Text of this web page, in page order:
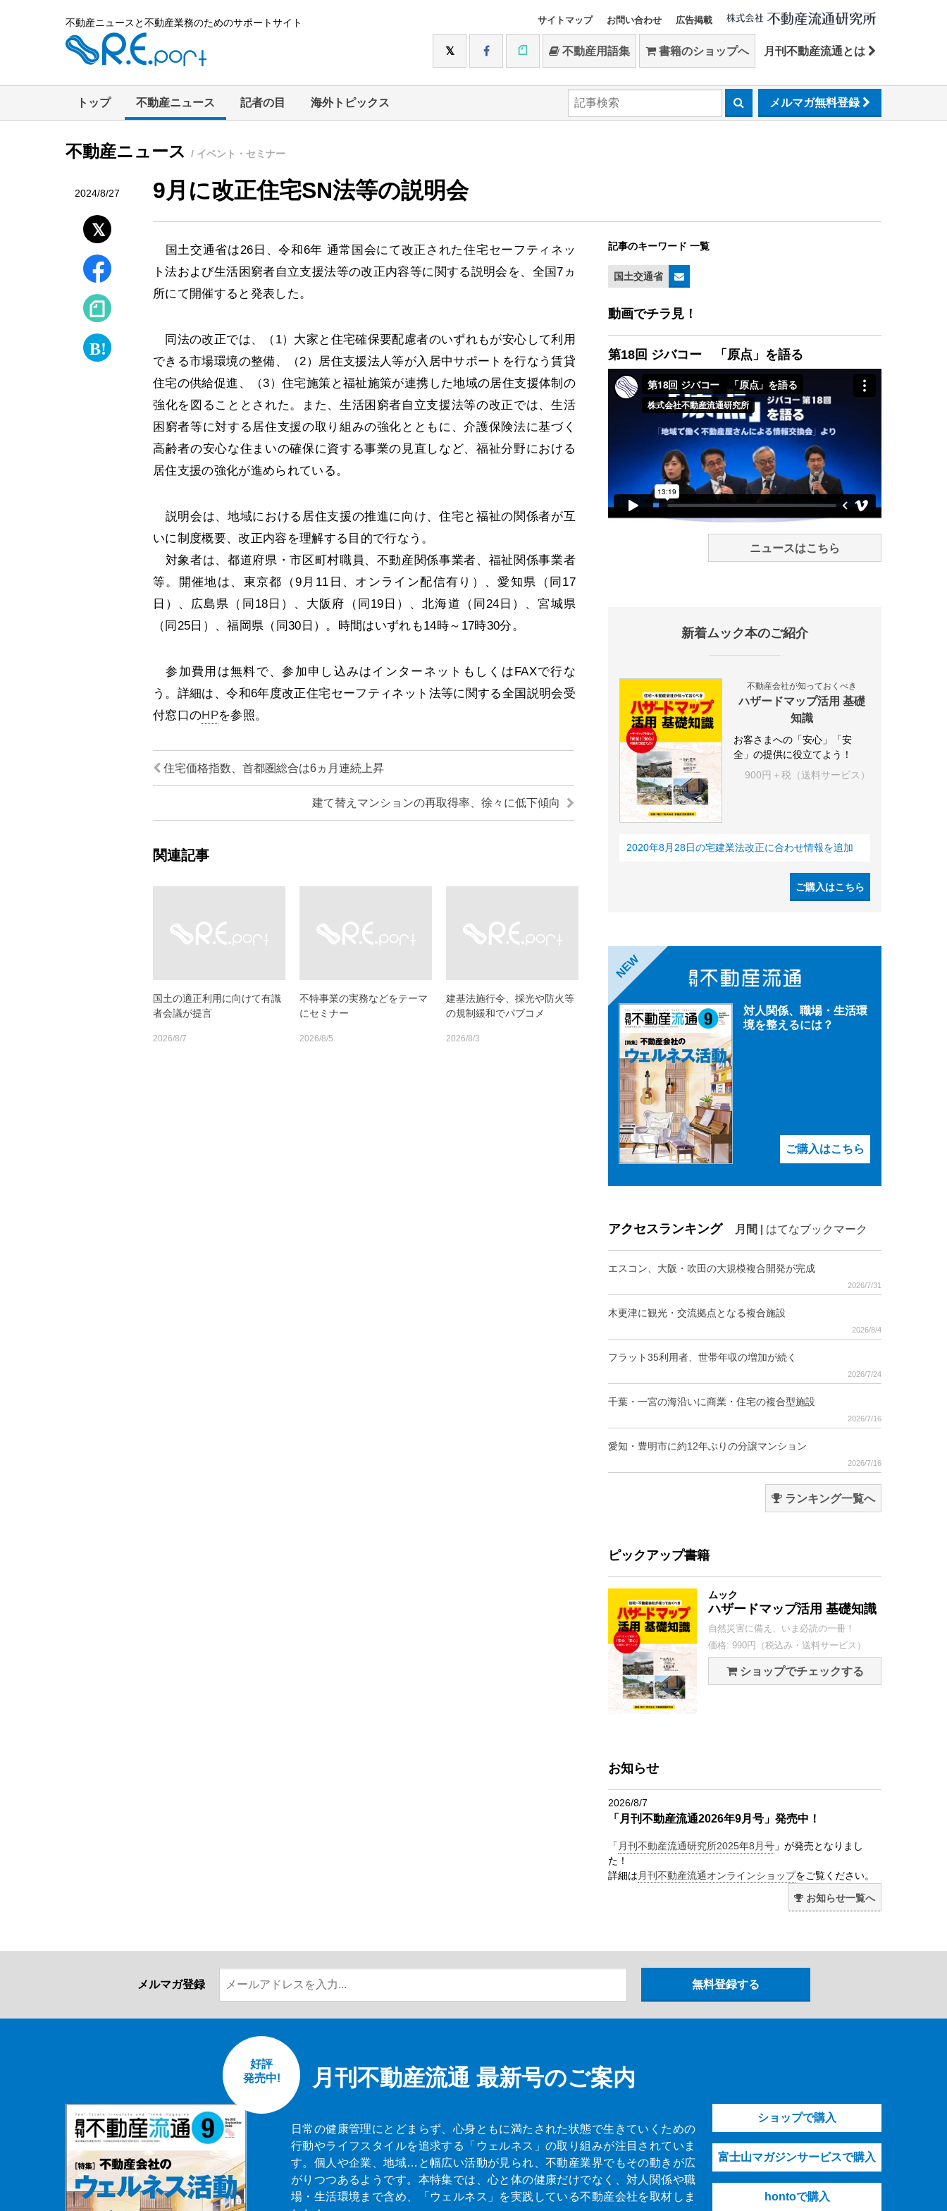
不動産ニュースと不動産業務のためのサポートサイト サイトマップ お問い合わせ 広告掲載
不動産用語集 書籍のショップへ 月刊不動産流通とは
トップ 不動産ニュース 記者の目 海外トピックス メルマガ無料登録
不動産ニュース / イベント・セミナー
2024/8/27 9月に改正住宅SN法等の説明会
国土交通省は26日、令和6年 通常国会にて改正された住宅セーフティネッ
ト法および生活困窮者自立支援法等の改正内容等に関する説明会を、全国7ヵ
所にて開催すると発表した。
同法の改正では、（1）大家と住宅確保要配慮者のいずれもが安心して利用
できる市場環境の整備、（2）居住支援法人等が入居中サポートを行なう賃貸
住宅の供給促進、（3）住宅施策と福祉施策が連携した地域の居住支援体制の
強化を図ることとされた。また、生活困窮者自立支援法等の改正では、生活
困窮者等に対する居住支援の取り組みの強化とともに、介護保険法に基づく
高齢者の安心な住まいの確保に資する事業の見直しなど、福祉分野における
居住支援の強化が進められている。
説明会は、地域における居住支援の推進に向け、住宅と福祉の関係者が互
いに制度概要、改正内容を理解する目的で行なう。
対象者は、都道府県・市区町村職員、不動産関係事業者、福祉関係事業者
等。開催地は、東京都（9月11日、オンライン配信有り）、愛知県（同17
日）、広島県（同18日）、大阪府（同19日）、北海道（同24日）、宮城県
（同25日）、福岡県（同30日）。時間はいずれも14時～17時30分。
参加費用は無料で、参加申し込みはインターネットもしくはFAXで行な
う。詳細は、令和6年度改正住宅セーフティネット法等に関する全国説明会受
付窓口のHPを参照。
住宅価格指数、首都圏総合は6ヵ月連続上昇
建て替えマンションの再取得率、徐々に低下傾向
関連記事
国土の適正利用に向けて有識
者会議が提言
2026/8/7
不特事業の実務などをテーマ
にセミナー
2026/8/5
建基法施行令、採光や防火等
の規制緩和でパブコメ
2026/8/3
記事のキーワード 一覧
国土交通省
動画でチラ見！
第18回 ジバコー 「原点」を語る
ニュースはこちら
新着ムック本のご紹介
不動産会社が知っておくべき
ハザードマップ活用 基礎
知識
お客さまへの「安心」「安
全」の提供に役立てよう！
900円＋税（送料サービス）
2020年8月28日の宅建業法改正に合わせ情報を追加
ご購入はこちら
NEW
対人関係、職場・生活環
境を整えるには？
ご購入はこちら
アクセスランキング 月間 はてなブックマーク
エスコン、大阪・吹田の大規模複合開発が完成
2026/7/31
木更津に観光・交流拠点となる複合施設
2026/8/4
フラット35利用者、世帯年収の増加が続く
2026/7/24
千葉・一宮の海沿いに商業・住宅の複合型施設
2026/7/16
愛知・豊明市に約12年ぶりの分譲マンション
2026/7/16
ランキング一覧へ
ピックアップ書籍
ムック
ハザードマップ活用 基礎知識
自然災害に備え、いま必読の一冊！
価格: 990円（税込み・送料サービス）
ショップでチェックする
お知らせ
2026/8/7
「月刊不動産流通2026年9月号」発売中！
「 月刊不動産流通研究所2025年8月号 」が発売となりまし
た！
詳細は 月刊不動産流通オンラインショップをご覧ください。
お知らせ一覧へ
メルマガ登録
月刊不動産流通 最新号のご案内
好評
発売中!
日常の健康管理にとどまらず、心身ともに満たされた状態で生きていくための
行動やライフスタイルを追求する「ウェルネス」の取り組みが注目されていま
す。個人や企業、地域…と幅広い活動が見られ、不動産業界でもその動きが広
がりつつあるようです。本特集では、心と体の健康だけでなく、対人関係や職
場・生活環境まで含め、「ウェルネス」を実践している不動産会社を取材しま
ショップで購入
富士山マガジンサービスで購入
hontoで購入